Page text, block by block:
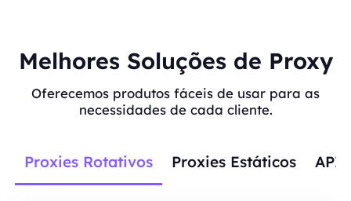
Melhores Soluções de Proxy
Oferecemos produtos fáceis de usar para as
necessidades de cada cliente.
Proxies Rotativos Proxies Estáticos